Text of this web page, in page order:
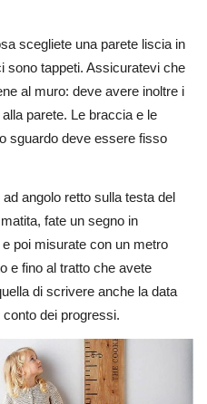
scegliete una parete liscia in
sono tappeti. Assicuratevi che
al muro: deve avere inoltre i
parete. Le braccia e le
sguardo deve essere fisso
angolo retto sulla testa del
fate un segno in
poi misurate con un metro
e fino al tratto che avete
di scrivere anche la data
dei progressi.